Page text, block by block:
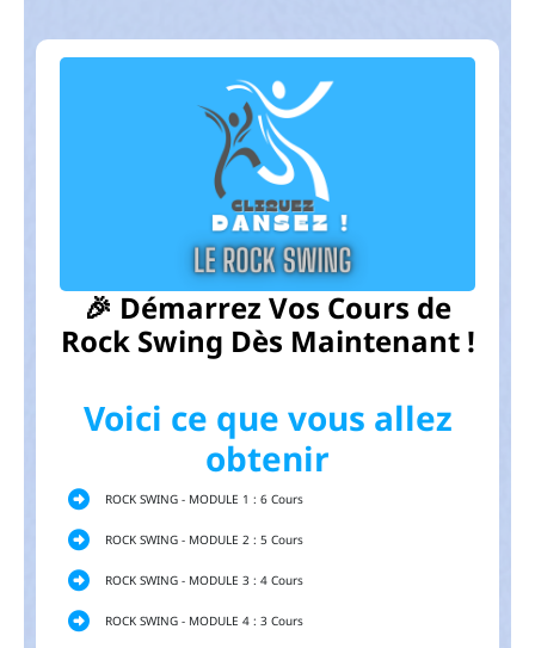
🎉 Démarrez Vos Cours de
Rock Swing Dès Maintenant !
Voici ce que vous allez
obtenir
ROCK SWING - MODULE 1 : 6 Cours
ROCK SWING - MODULE 2 : 5 Cours
ROCK SWING - MODULE 3 : 4 Cours
ROCK SWING - MODULE 4 : 3 Cours